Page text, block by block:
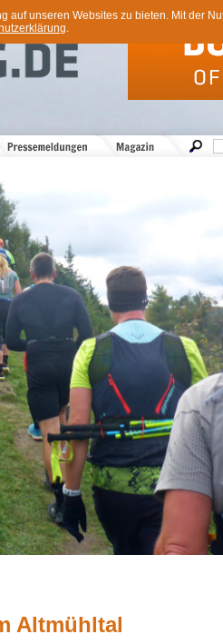
unseren Websites zu bieten. Mit der
.
Altmühltal